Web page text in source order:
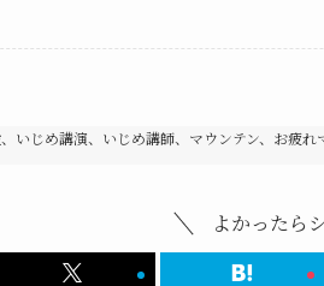
いじめ講演、いじめ講師、マウンテン、お疲
よかったら